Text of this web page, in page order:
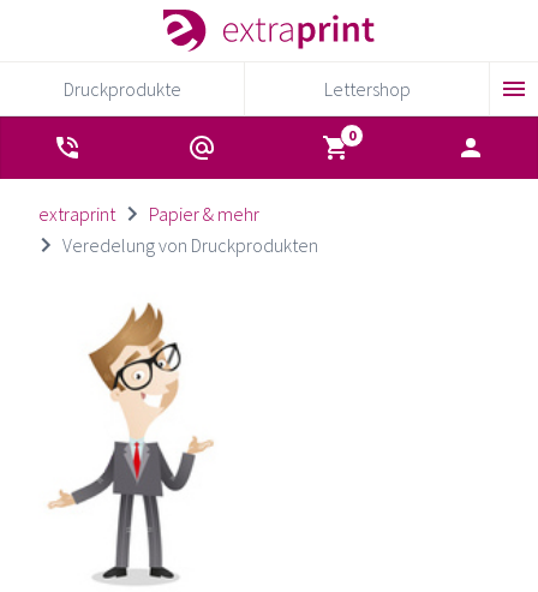
Druckprodukte Lettershop
extraprint
Papier & mehr
Veredelung von Druckprodukten